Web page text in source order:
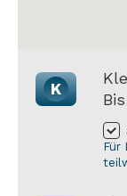
K
Für